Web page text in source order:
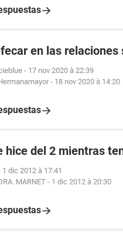
en las relaciones
- 17 nov 2020 à 22:39
- 18 nov 2020 à 14:20
hice del 2 mientras
1 dic 2012 à 17:41
MARNET - 1 dic 2012 à 20:30